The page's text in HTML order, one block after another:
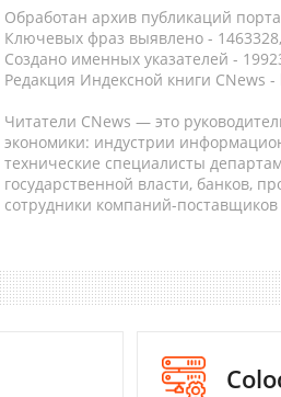
Обработан архив публикаций
Ключевых фраз выявлено -
Создано именных указателей -
Редакция Индексной книги CNews -
Читатели CNews — это
экономики: индустрии
технические специалисты
государственной власти, банков,
сотрудники компаний-